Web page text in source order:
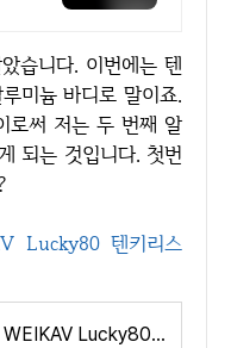
미늄 바디로 말이죠.
로써 저는 두 번째 알
되는 것입니다. 첫번
Lucky80 텐키리스
알루미늄 풀바디 WEIKAV Lucky80 텐키리스 키보드 후기 (With 카라멜라떼축 + Minesweeper 체리 키캡)